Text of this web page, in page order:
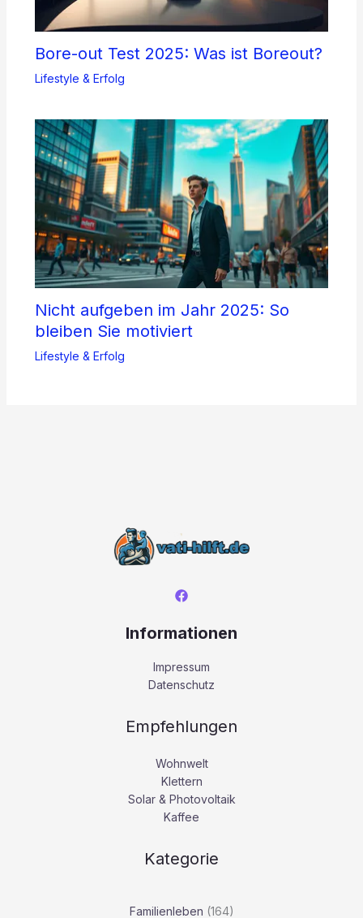
Bore-out Test 2025: Was ist Boreout?
Lifestyle & Erfolg
Nicht aufgeben im Jahr 2025: So
bleiben Sie motiviert
Lifestyle & Erfolg
Informationen
Impressum
Datenschutz
Empfehlungen
Wohnwelt
Klettern
Solar & Photovoltaik
Kaffee
Kategorie
Familienleben (164)